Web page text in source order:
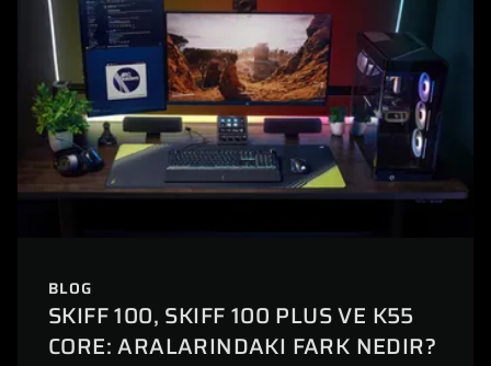
BLOG
SKIFF 100, SKIFF 100 PLUS VE K55
CORE: ARALARINDAKI FARK NEDIR?